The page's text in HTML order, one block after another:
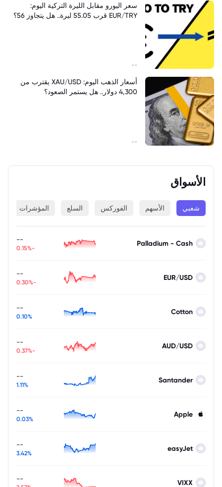
الأسواق
شعبي الأسهم الفوركس السلع المؤشرات
Palladium - Cash
--
-0.15%
EUR/USD
--
-0.30%
Cotton
--
0.10%
AUD/USD
--
-0.37%
Santander
--
1.11%
Apple
--
0.03%
easyJet
--
3.42%
VIXX
--
سعر اليورو مقابل الليرة التركية اليوم:
EUR/TRY قرب 55.05 ليرة.. هل يتجاوز 56؟
--
أسعار الذهب اليوم: XAU/USD يقترب من
4,300 دولار.. هل يستمر الصعود؟
--